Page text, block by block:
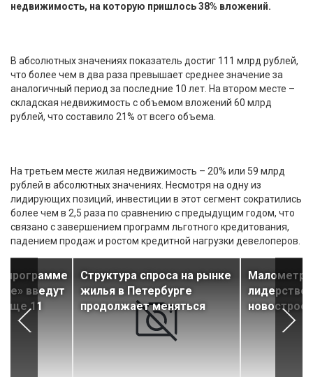
недвижимость, на которую пришлось 38% вложений.
В абсолютных значениях показатель достиг 111 млрд рублей,
что более чем в два раза превышает среднее значение за
аналогичный период за последние 10 лет. На втором месте –
складская недвижимость с объемом вложений 60 млрд
рублей, что составило 21% от всего объема.
На третьем месте жилая недвижимость – 20% или 59 млрд
рублей в абсолютных значениях. Несмотря на одну из
лидирующих позиций, инвестиции в этот сегмент сократились
более чем в 2,5 раза по сравнению с предыдущим годом, что
связано с завершением программ льготного кредитования,
падением продаж и ростом кредитной нагрузки девелоперов.
программе
введут
еще 11
Структура спроса на рынке
жилья в Петербурге
продолжает меняться
лидерство